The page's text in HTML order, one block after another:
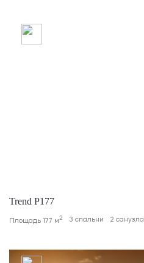
Trend P177
Площадь 177 м2 3 спальни 2 санузла